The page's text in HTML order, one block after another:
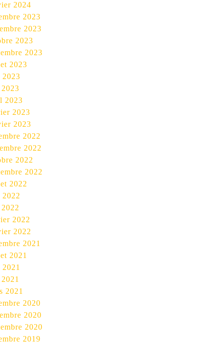
2024
2023
2023
2023
2023
2023
2023
2023
2023
2022
2022
2022
2022
2022
2022
2022
2021
2021
2021
2020
2020
2020
2019